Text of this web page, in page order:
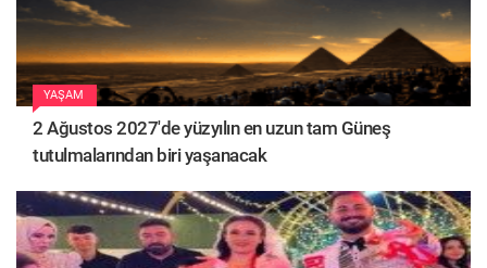
YAŞAM
2 Ağustos 2027'de yüzyılın en uzun tam Güneş
tutulmalarından biri yaşanacak